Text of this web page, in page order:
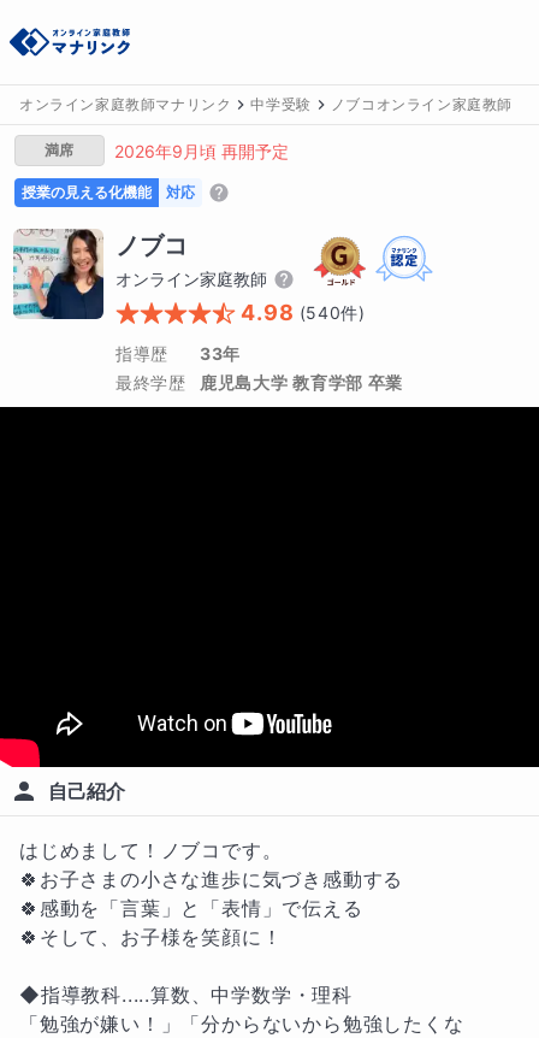
オンライン家庭教師マナリンク 中学受験 ノブコオンライン家庭教師
満席 2026年9月頃 再開予定
授業の見える化機能 対応
ノブコ
オンライン家庭教師
4.98 (540件)
指導歴
33年
最終学歴
鹿児島大学 教育学部 卒業
自己紹介
はじめまして！ノブコです。
🍀お子さまの小さな進歩に気づき感動する
🍀感動を「言葉」と「表情」で伝える
🍀そして、お子様を笑顔に！
◆指導教科.....算数、中学数学・理科
「勉強が嫌い！」「分からないから勉強したくな